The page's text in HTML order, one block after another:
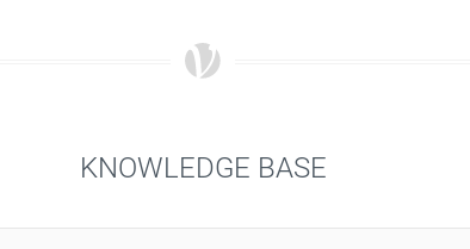
KNOWLEDGE BASE